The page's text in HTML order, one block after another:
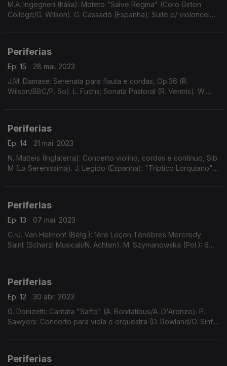
M.A. Ingegneri (Itália): Moteto "Salve Regina" (Coro Girton
College/G. Wilson). G. Cassadó (Espanha): Suite p/ violoncelo
Periferias
Ep. 15
28 mai. 2023
J.M. Damase: Serenata para flauta e cordas, Op.36 (R.
Wilson/BBC/P. So). L. Fuchs; Sonata Pastoral (R. Ventris). W.
Periferias
Ep. 14
21 mai. 2023
N. Matteis (Inglaterra): Concerto violino, cordas e contínuo, Sib
M (La Serenissima). J. Legido (Espanha): "Tríptico Lorquiano"
Periferias
Ep. 13
07 mai. 2023
C.-J. Van Helmont (Bélg.): 1ère Leçon Ténèbres Mercredy
Saint (Scherzi Musicali/N. Achten). M. Szymanowska (Pol.): 6
Periferias
Ep. 12
30 abr. 2023
G. Donizetti: Cantata "Saffo" (A. Bonitatibus/A. D'Aronzo). P.
Sawyers: Concerto para viola e orquestra (D. Rowland/O. Sinf.
Periferias